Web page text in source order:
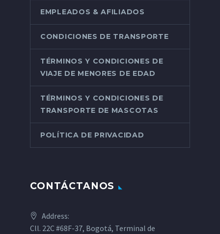
EMPLEADOS & AFILIADOS
CONDICIONES DE TRANSPORTE
TÉRMINOS Y CONDICIONES DE
VIAJE DE MENORES DE EDAD
TÉRMINOS Y CONDICIONES DE
TRANSPORTE DE MASCOTAS
POLÍTICA DE PRIVACIDAD
CONTÁCTANOS
Address:
Cll. 22C #68F-37, Bogotá, Terminal de